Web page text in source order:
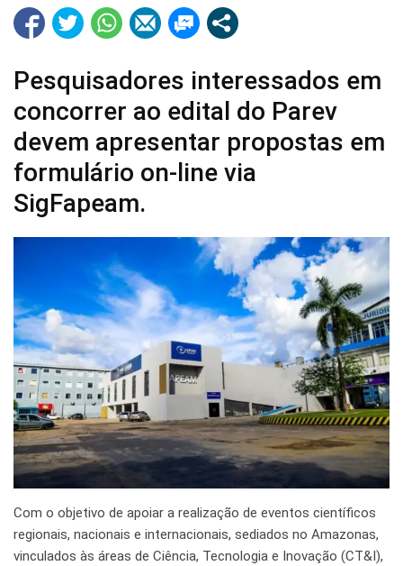
Pesquisadores interessados em
concorrer ao edital do Parev
devem apresentar propostas em
formulário on-line via
SigFapeam.
Com o objetivo de apoiar a realização de eventos científicos
regionais, nacionais e internacionais, sediados no Amazonas,
vinculados às áreas de Ciência, Tecnologia e Inovação (CT&I),